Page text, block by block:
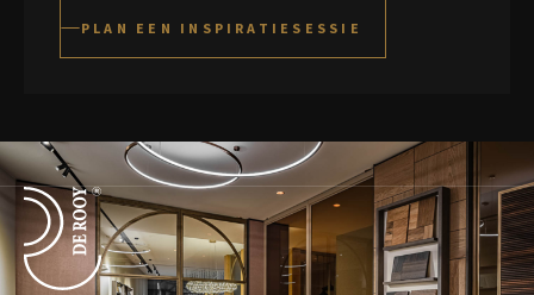
PLAN EEN INSPIRATIESESSIE
Terug naar de startpagina